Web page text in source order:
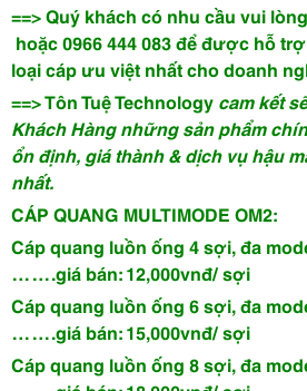
==> Quý khách có nhu cầu vui
hoặc0966 444 083để được hỗ
loại cáp ưu việt nhất cho doanh
==> Tôn Tuệ Technology cam kết
Khách Hàng những sản phẩm
ổn định, giá thành & dịch vụ hậu
nhất.
CÁP QUANG MULTIMODE OM2:
Cáp quang luồn ống 4 sợi,
…….giá bán: 12,000vnđ/ sợi
Cáp quang luồn ống 6 sợi,
…….giá bán: 15,000vnđ/ sợi
Cáp quang luồn ống 8 sợi,